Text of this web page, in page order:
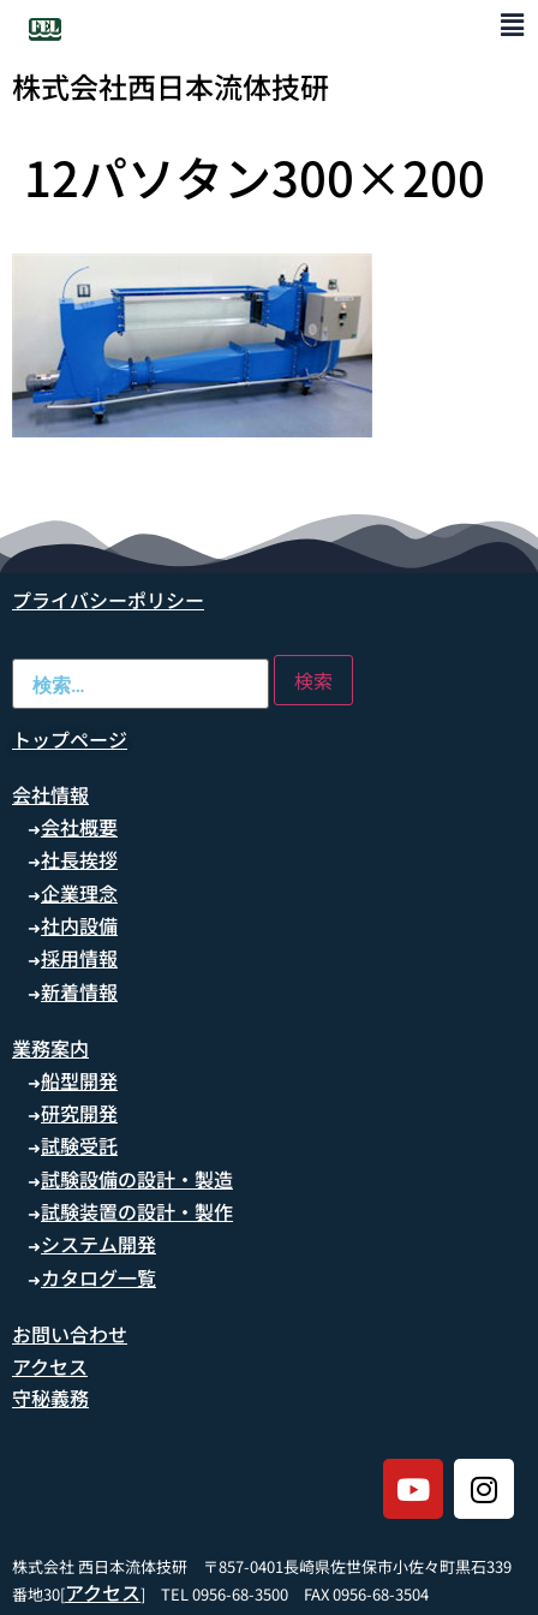
株式会社西日本流体技研
12パソタン300×200
プライバシーポリシー
トップページ
会社情報
➜会社概要
➜社長挨拶
➜企業理念
➜社内設備
➜採用情報
➜新着情報
業務案内
➜船型開発
➜研究開発
➜試験受託
➜試験設備の設計・製造
➜試験装置の設計・製作
➜システム開発
➜カタログ一覧
お問い合わせ
アクセス
守秘義務
株式会社 西日本流体技研 〒857-0401長崎県佐世保市小佐々町黒石339
番地30[アクセス] TEL 0956-68-3500 FAX 0956-68-3504